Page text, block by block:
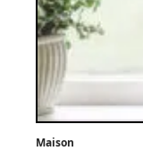
Maison